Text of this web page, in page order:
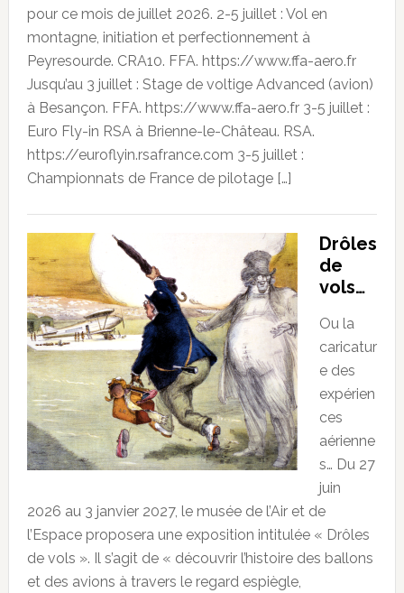
pour ce mois de juillet 2026. 2-5 juillet : Vol en
montagne, initiation et perfectionnement à
Peyresourde. CRA10. FFA. https://www.ffa-aero.fr
Jusqu’au 3 juillet : Stage de voltige Advanced (avion)
à Besançon. FFA. https://www.ffa-aero.fr 3-5 juillet :
Euro Fly-in RSA à Brienne-le-Château. RSA.
https://euroflyin.rsafrance.com 3-5 juillet :
Championnats de France de pilotage […]
Drôles
de
vols…
Ou la
caricatur
e des
expérien
ces
aérienne
s… Du 27
juin
2026 au 3 janvier 2027, le musée de l’Air et de
l’Espace proposera une exposition intitulée « Drôles
de vols ». Il s’agit de « découvrir l’histoire des ballons
et des avions à travers le regard espiègle,